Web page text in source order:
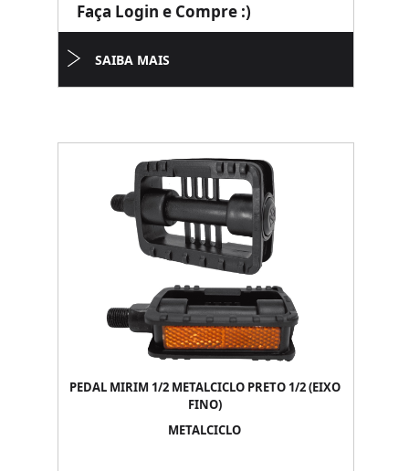
Faça Login e Compre :)
SAIBA MAIS
PEDAL MIRIM 1/2 METALCICLO PRETO 1/2 (EIXO
FINO)
METALCICLO